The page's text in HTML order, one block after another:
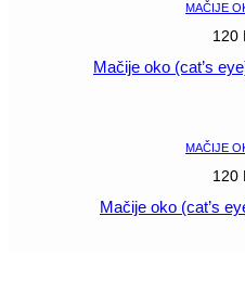
MAČIJE
120
Mačije oko (cat’s
MAČIJE
120
Mačije oko (cat’s